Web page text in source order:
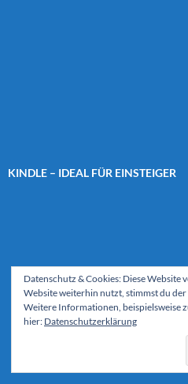
KINDLE – IDEAL FÜR EINSTEIGER
Datenschutz & Cookies: Diese Website
Website weiterhin nutzt, stimmst du
Weitere Informationen, beispielsweise
hier: Datenschutzerklärung